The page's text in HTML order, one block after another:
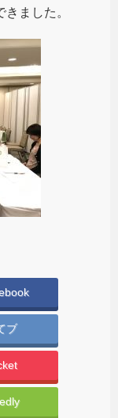
ました。
ブ